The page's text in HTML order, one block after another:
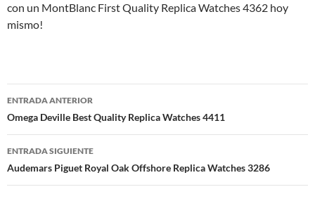
con un MontBlanc First Quality Replica Watches 4362 hoy
mismo!
Navegación
de
entradas
ENTRADA ANTERIOR
Omega Deville Best Quality Replica Watches 4411
ENTRADA SIGUIENTE
Audemars Piguet Royal Oak Offshore Replica Watches 3286